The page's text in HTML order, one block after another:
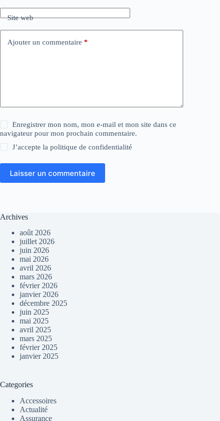
Site web
Ajouter un commentaire *
Enregistrer mon nom, mon e-mail et mon site dans ce
navigateur pour mon prochain commentaire.
J’accepte lapolitique de confidentialité
Laisser un commentaire
Archives
août 2026
juillet 2026
juin 2026
mai 2026
avril 2026
mars 2026
février 2026
janvier 2026
décembre 2025
juin 2025
mai 2025
avril 2025
mars 2025
février 2025
janvier 2025
Categories
Accessoires
Actualité
Assurance